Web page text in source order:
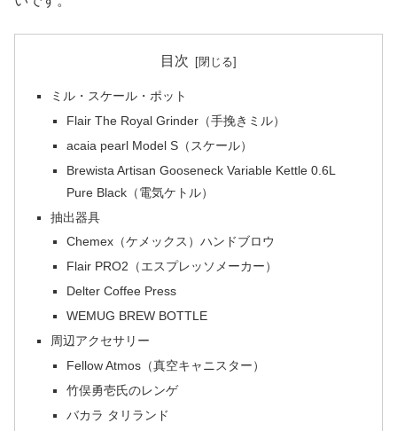
目次
ミル・スケール・ポット
Flair The Royal Grinder（手挽きミル）
acaia pearl Model S（スケール）
Brewista Artisan Gooseneck Variable Kettle 0.6L
Pure Black（電気ケトル）
抽出器具
Chemex（ケメックス）ハンドブロウ
Flair PRO2（エスプレッソメーカー）
Delter Coffee Press
WEMUG BREW BOTTLE
周辺アクセサリー
Fellow Atmos（真空キャニスター）
竹俣勇壱氏のレンゲ
バカラ タリランド